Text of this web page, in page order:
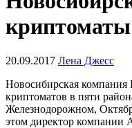
криптоматы
20.09.2017 Лена Джесс
Новосибирская компания
криптоматов в пяти
Железнодорожном,
этом директор